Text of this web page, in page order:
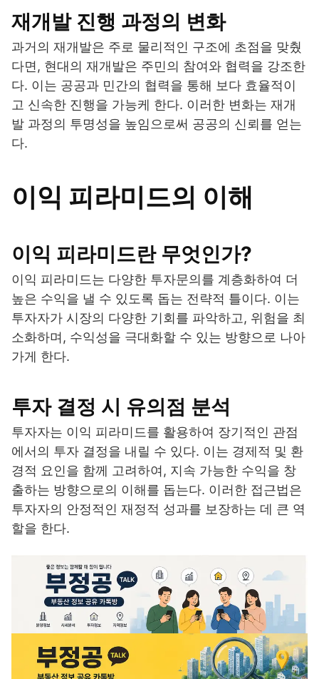
재개발 진행 과정의 변화
과거의 재개발은 주로 물리적인 구조에 초점을 맞췄
다면, 현대의 재개발은 주민의 참여와 협력을 강조한
다. 이는 공공과 민간의 협력을 통해 보다 효율적이
고 신속한 진행을 가능케 한다. 이러한 변화는 재개
발 과정의 투명성을 높임으로써 공공의 신뢰를 얻는
다.
이익 피라미드의 이해
이익 피라미드란 무엇인가?
이익 피라미드는 다양한 투자문의를 계층화하여 더
높은 수익을 낼 수 있도록 돕는 전략적 틀이다. 이는
투자자가 시장의 다양한 기회를 파악하고, 위험을 최
소화하며, 수익성을 극대화할 수 있는 방향으로 나아
가게 한다.
투자 결정 시 유의점 분석
투자자는 이익 피라미드를 활용하여 장기적인 관점
에서의 투자 결정을 내릴 수 있다. 이는 경제적 및 환
경적 요인을 함께 고려하여, 지속 가능한 수익을 창
출하는 방향으로의 이해를 돕는다. 이러한 접근법은
투자자의 안정적인 재정적 성과를 보장하는 데 큰 역
할을 한다.